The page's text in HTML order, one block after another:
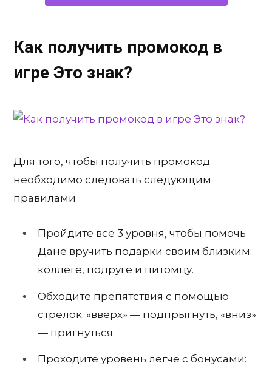
Как получить промокод в
игре Это знак?
Для того, чтобы получить промокод
необходимо следовать следующим
правилами
Пройдите все 3 уровня, чтобы помочь
Дане вручить подарки своим близким:
коллеге, подруге и питомцу.
Обходите препятствия с помощью
стрелок: «вверх» — подпрыгнуть, «вниз»
— пригнуться.
Проходите уровень легче с бонусами: